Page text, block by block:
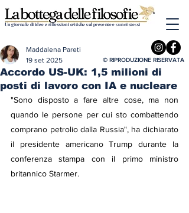
Un giornale di idee e riflessioni critiche sul presente e su noi stessi
Accordo US-UK: 1,5 milioni di
posti di lavoro con IA e nucleare
Maddalena Pareti
19 set 2025
"Sono disposto a fare altre cose, ma non
quando le persone per cui sto combattendo
comprano petrolio dalla Russia", ha dichiarato
il presidente americano Trump durante la
conferenza stampa con il primo ministro
britannico Starmer.
© RIPRODUZIONE RISERVATA